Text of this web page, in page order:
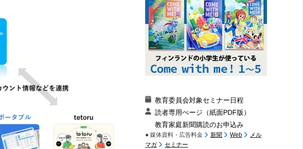
教育委員会対象セミナー日程
読者専用ぺージ（紙面PDF版）
教育家庭新聞購読のお申込み
● 媒体資料・広告料金 新聞 Web
メル
マガ
セミナー